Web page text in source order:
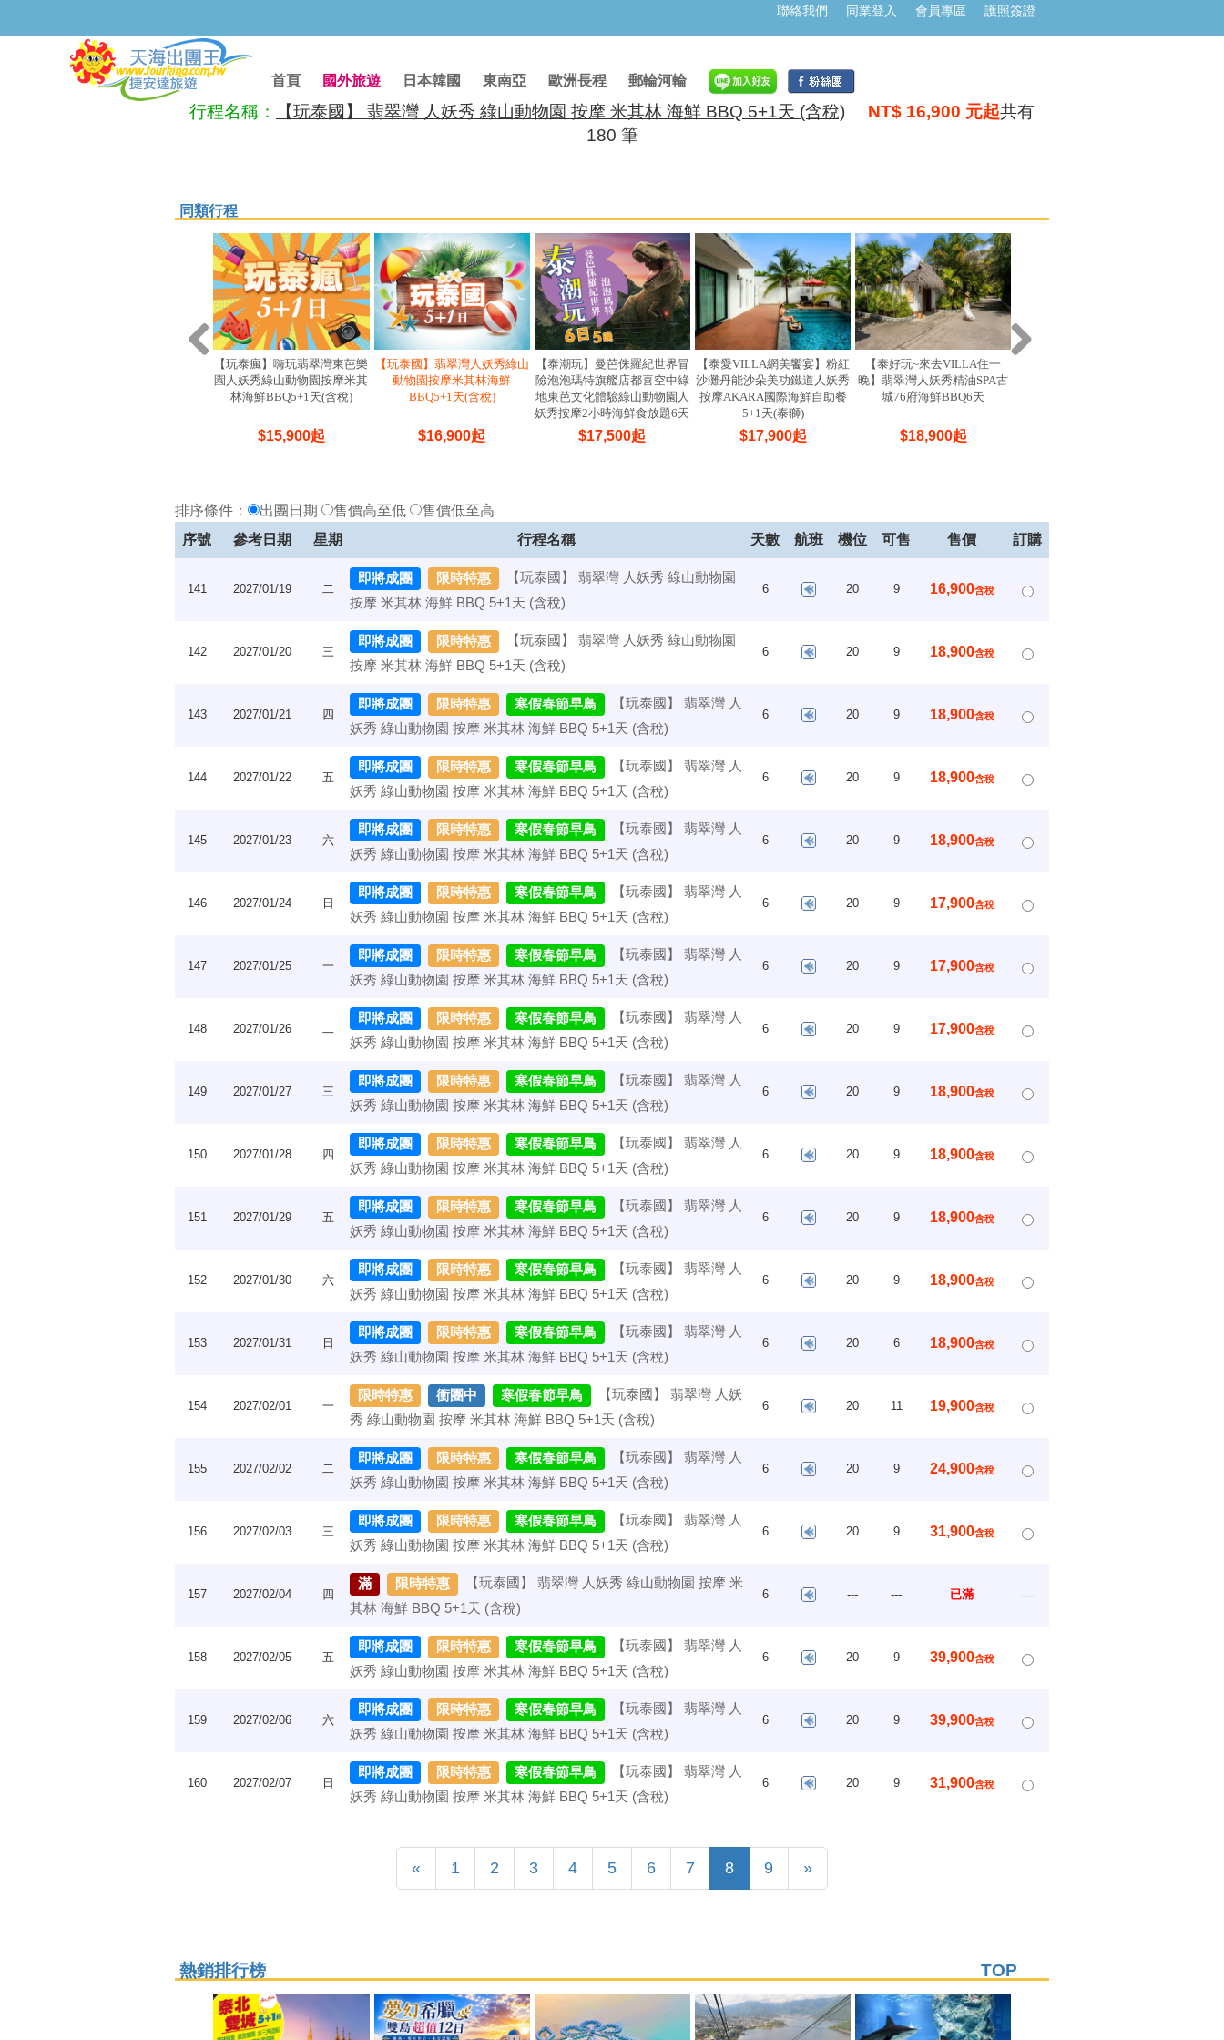
聯絡我們 同業登入 會員專區 護照簽證
首頁 國外旅遊 日本韓國 東南亞 歐洲長程 郵輪河輪
行程名稱： 【玩泰國】 翡翠灣 人妖秀 綠山動物園 按摩 米其林 海鮮 BBQ 5+1天 (含稅) NT$ 16,900 元起共有
180 筆
同類行程
【玩泰瘋】嗨玩翡翠灣東芭樂
園人妖秀綠山動物園按摩米其
林海鮮BBQ5+1天(含稅)
$15,900起
【玩泰國】翡翠灣人妖秀綠山
動物園按摩米其林海鮮
BBQ5+1天(含稅)
$16,900起
【泰潮玩】曼芭侏羅紀世界冒
險泡泡瑪特旗艦店都喜空中綠
地東芭文化體驗綠山動物園人
妖秀按摩2小時海鮮食放題6天
5晚(亞航)
$17,500起
【泰愛VILLA網美饗宴】粉紅
沙灘丹能沙朵美功鐵道人妖秀
按摩AKARA國際海鮮自助餐
5+1天(泰獅)
$17,900起
【泰好玩~來去VILLA住一
晚】翡翠灣人妖秀精油SPA古
城76府海鮮BBQ6天
$18,900起
排序條件： 出團日期 售價高至低
售價低至高
序號
參考日期 星期 行程名稱 天數 航班 機位 可售 售價 訂購
141 2027/01/19 二
即將成團 限時特惠
【玩泰國】 翡翠灣 人妖秀 綠山動物園
按摩 米其林 海鮮 BBQ 5+1天 (含稅)
6 20 9 16,900含稅
142 2027/01/20 三
即將成團 限時特惠
【玩泰國】 翡翠灣 人妖秀 綠山動物園
按摩 米其林 海鮮 BBQ 5+1天 (含稅)
6 20 9 18,900含稅
143 2027/01/21 四
即將成團 限時特惠 寒假春節早鳥
【玩泰國】 翡翠灣 人
妖秀 綠山動物園 按摩 米其林 海鮮 BBQ 5+1天 (含稅)
6 20 9 18,900含稅
144 2027/01/22 五
即將成團 限時特惠 寒假春節早鳥
【玩泰國】 翡翠灣 人
妖秀 綠山動物園 按摩 米其林 海鮮 BBQ 5+1天 (含稅)
6 20 9 18,900含稅
145 2027/01/23 六
即將成團 限時特惠 寒假春節早鳥
【玩泰國】 翡翠灣 人
妖秀 綠山動物園 按摩 米其林 海鮮 BBQ 5+1天 (含稅)
6 20 9 18,900含稅
146 2027/01/24 日
即將成團 限時特惠 寒假春節早鳥
【玩泰國】 翡翠灣 人
妖秀 綠山動物園 按摩 米其林 海鮮 BBQ 5+1天 (含稅)
6 20 9 17,900含稅
147 2027/01/25 一
即將成團 限時特惠 寒假春節早鳥
【玩泰國】 翡翠灣 人
妖秀 綠山動物園 按摩 米其林 海鮮 BBQ 5+1天 (含稅)
6 20 9 17,900含稅
148 2027/01/26 二
即將成團 限時特惠 寒假春節早鳥
【玩泰國】 翡翠灣 人
妖秀 綠山動物園 按摩 米其林 海鮮 BBQ 5+1天 (含稅)
6 20 9 17,900含稅
149 2027/01/27 三
即將成團 限時特惠 寒假春節早鳥
【玩泰國】 翡翠灣 人
妖秀 綠山動物園 按摩 米其林 海鮮 BBQ 5+1天 (含稅)
6 20 9 18,900含稅
150 2027/01/28 四
即將成團 限時特惠 寒假春節早鳥
【玩泰國】 翡翠灣 人
妖秀 綠山動物園 按摩 米其林 海鮮 BBQ 5+1天 (含稅)
6 20 9 18,900含稅
151 2027/01/29 五
即將成團 限時特惠 寒假春節早鳥
【玩泰國】 翡翠灣 人
妖秀 綠山動物園 按摩 米其林 海鮮 BBQ 5+1天 (含稅)
6 20 9 18,900含稅
152 2027/01/30 六
即將成團 限時特惠 寒假春節早鳥
【玩泰國】 翡翠灣 人
妖秀 綠山動物園 按摩 米其林 海鮮 BBQ 5+1天 (含稅)
6 20 9 18,900含稅
153 2027/01/31 日
即將成團 限時特惠 寒假春節早鳥
【玩泰國】 翡翠灣 人
妖秀 綠山動物園 按摩 米其林 海鮮 BBQ 5+1天 (含稅)
6 20 6 18,900含稅
154 2027/02/01 一
限時特惠 衝團中 寒假春節早鳥
【玩泰國】 翡翠灣 人妖
秀 綠山動物園 按摩 米其林 海鮮 BBQ 5+1天 (含稅)
6 20 11 19,900含稅
155 2027/02/02 二
即將成團 限時特惠 寒假春節早鳥
【玩泰國】 翡翠灣 人
妖秀 綠山動物園 按摩 米其林 海鮮 BBQ 5+1天 (含稅)
6 20 9 24,900含稅
156 2027/02/03 三
即將成團 限時特惠 寒假春節早鳥
【玩泰國】 翡翠灣 人
妖秀 綠山動物園 按摩 米其林 海鮮 BBQ 5+1天 (含稅)
6 20 9 31,900含稅
157 2027/02/04 四
滿 限時特惠
【玩泰國】 翡翠灣 人妖秀 綠山動物園 按摩 米
其林 海鮮 BBQ 5+1天 (含稅)
6 --- --- 已滿 ---
158 2027/02/05 五
即將成團 限時特惠 寒假春節早鳥
【玩泰國】 翡翠灣 人
妖秀 綠山動物園 按摩 米其林 海鮮 BBQ 5+1天 (含稅)
6 20 9 39,900含稅
159 2027/02/06 六
即將成團 限時特惠 寒假春節早鳥
【玩泰國】 翡翠灣 人
妖秀 綠山動物園 按摩 米其林 海鮮 BBQ 5+1天 (含稅)
6 20 9 39,900含稅
160 2027/02/07 日
即將成團 限時特惠 寒假春節早鳥
【玩泰國】 翡翠灣 人
妖秀 綠山動物園 按摩 米其林 海鮮 BBQ 5+1天 (含稅)
6 20 9 31,900含稅
« Previous
1 2 3 4 5 6 7 8(current)
9 »Next
熱銷排行榜 TOP